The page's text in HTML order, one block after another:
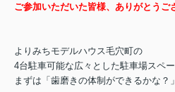
ご参加いただいた皆様、ありがとうご
よりみちモデルハウス毛穴町の
4台駐車可能な広々とした駐車場スペ
まずは「歯磨きの体制ができるかな？